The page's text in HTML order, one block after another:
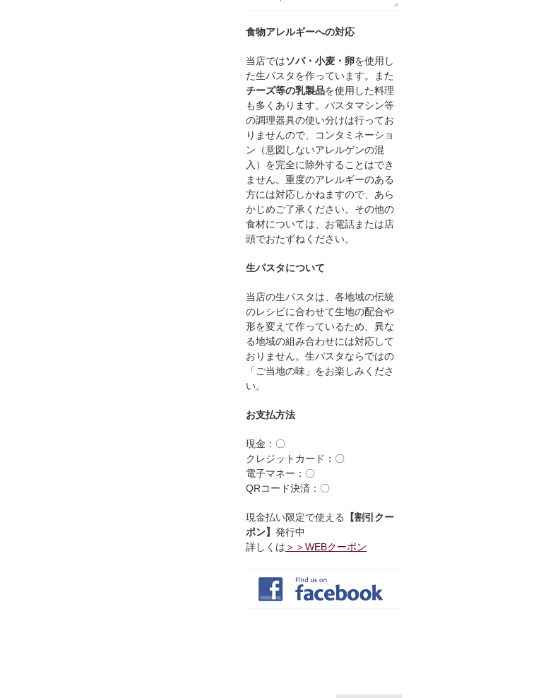
食物アレルギーへの対応
当店ではソバ・小麦・卵を使用し
た生パスタを作っています。また
チーズ等の乳製品を使用した料理
も多くあります。パスタマシン等
の調理器具の使い分けは行ってお
りませんので、コンタミネーショ
ン（意図しないアレルゲンの混
入）を完全に除外することはでき
ません。重度のアレルギーのある
方には対応しかねますので、あら
かじめご了承ください。その他の
食材については、お電話または店
頭でおたずねください。
生パスタについて
当店の生パスタは、各地域の伝統
のレシピに合わせて生地の配合や
形を変えて作っているため、異な
る地域の組み合わせには対応して
おりません。生パスタならではの
「ご当地の味」をお楽しみくださ
い。
お支払方法
現金：〇
クレジットカード：〇
電子マネー：〇
QRコード決済：〇
現金払い限定で使える
【割引クー
ポン】 発行中
詳しくは ＞＞WEBクーポン